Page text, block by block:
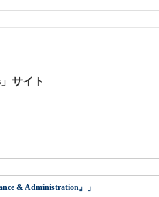
サイト
& Administration』」